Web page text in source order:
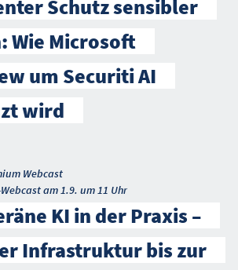
Schutz sensibler
Wie Microsoft
um Securiti AI
wird
Webcast
am 1.9. um 11 Uhr
KI in der Praxis –
Infrastruktur bis zur